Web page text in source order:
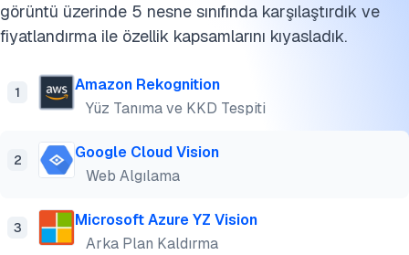
görüntü üzerinde 5 nesne sınıfında karşılaştırdık ve
fiyatlandırma ile özellik kapsamlarını kıyasladık.
1
Amazon Rekognition
Yüz Tanıma ve KKD Tespiti
2
Google Cloud Vision
Web Algılama
3
Microsoft Azure YZ Vision
Arka Plan Kaldırma
Görüntü tanıma yazılımının kullanım alanları
SSS'ler